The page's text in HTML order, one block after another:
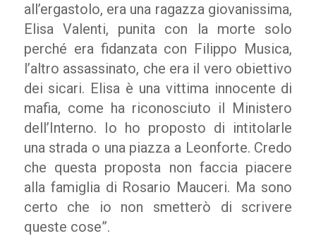
all’ergastolo, era una ragazza giovanissima,
Elisa Valenti, punita con la morte solo
perché era fidanzata con Filippo Musica,
l’altro assassinato, che era il vero obiettivo
dei sicari. Elisa è una vittima innocente di
mafia, come ha riconosciuto il Ministero
dell’Interno. Io ho proposto di intitolarle
una strada o una piazza a Leonforte. Credo
che questa proposta non faccia piacere
alla famiglia di Rosario Mauceri. Ma sono
certo che io non smetterò di scrivere
queste cose”.